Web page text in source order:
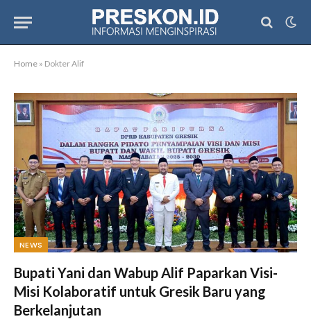
Home » Dokter Alif
NEWS
Bupati Yani dan Wabup Alif Paparkan Visi-
Misi Kolaboratif untuk Gresik Baru yang
Berkelanjutan